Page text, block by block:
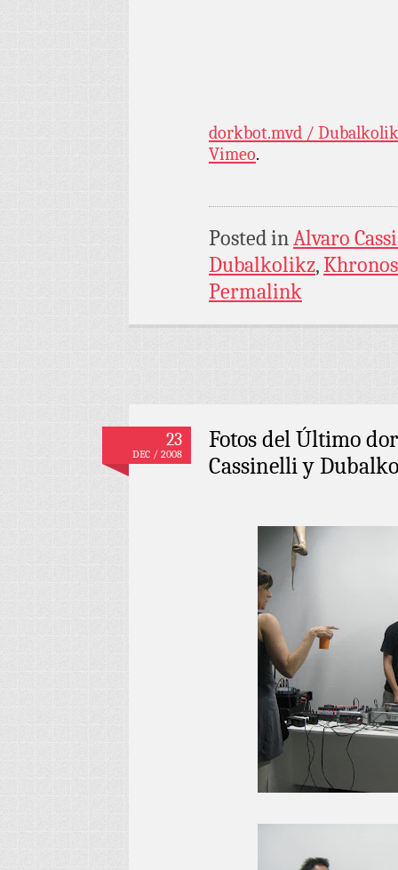
dorkbot.mvd /
Vimeo.
Posted inAlvaro
Dubalkolikz,
Permalink
23
DEC / 2008
Fotos del Último
Cassinelli y